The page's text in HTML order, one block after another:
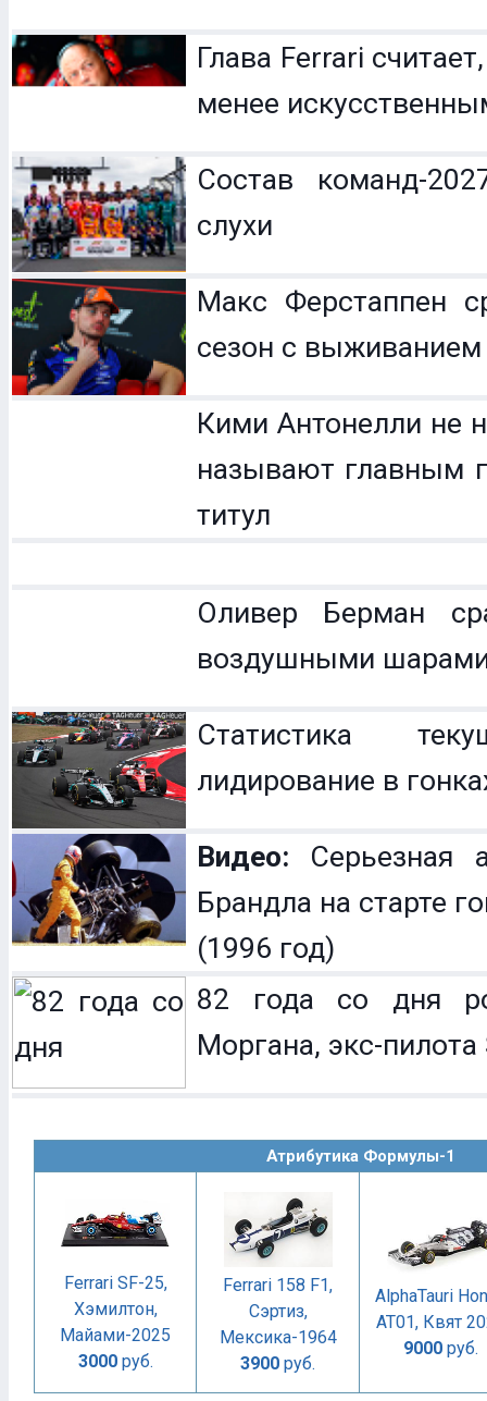
Глава Ferrari
менее
Состав команд-
слухи
Макс Ферстаппен
сезон с выживанием
Кими Антонелли не
называют главным
титул
Оливер Берман
воздушными
Статистика
лидирование в
Видео: Серьезная
Брандла на старте
(1996 год)
82 года со дня
Моргана, экс-пилота
Атрибутика Формулы-1
Ferrari SF-25,
Хэмилтон,
Майами-2025
3000руб.
Ferrari 158 F1,
Сэртиз,
Мексика-1964
3900 руб.
AlphaTauri
AT01, Квят
9000 руб.